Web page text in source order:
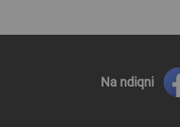
Na ndiqni